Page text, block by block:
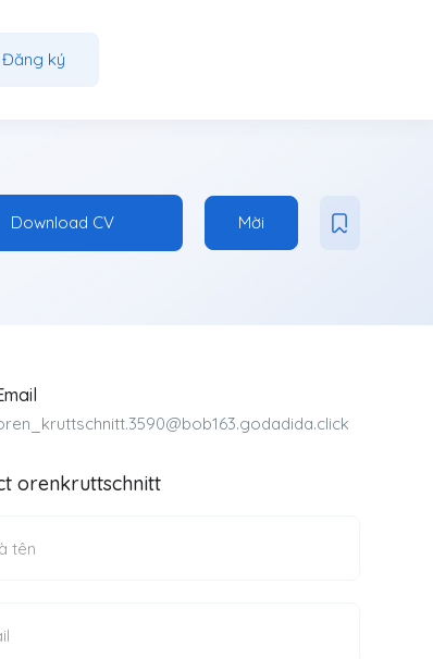
Đăng ký
Download CV Mời
orenkruttschnitt